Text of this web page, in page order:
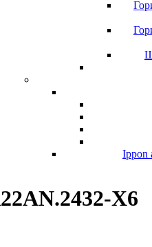
Ippon
X6